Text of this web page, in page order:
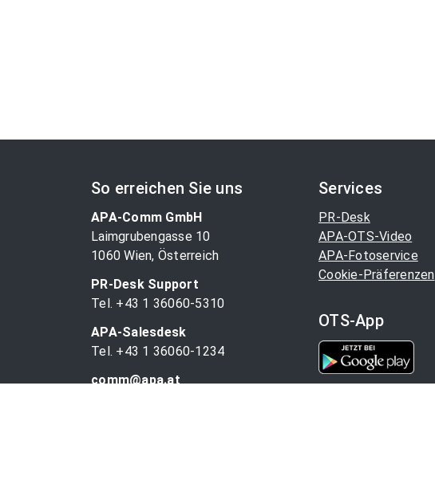
So erreichen Sie uns
APA-Comm GmbH
Laimgrubengasse 10
1060 Wien, Österreich
PR-Desk Support
Tel. +43 1 36060-5310
APA-Salesdesk
Tel. +43 1 36060-1234
comm@apa.at
Services
PR-Desk
APA-OTS-Video
APA-Fotoservice
Cookie-Präferenzen
OTS-App